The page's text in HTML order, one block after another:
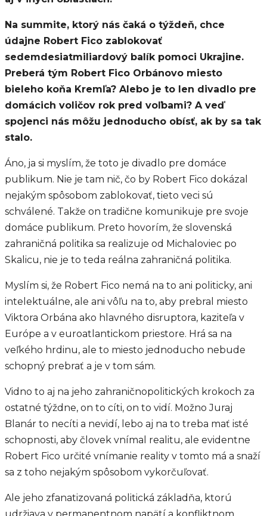
Na summite, ktorý nás čaká o týždeň, chce
údajne Robert Fico zablokovať
sedemdesiatmiliardový balík pomoci Ukrajine.
Preberá tým Robert Fico Orbánovo miesto
bieleho koňa Kremľa? Alebo je to len divadlo pre
domácich voličov rok pred voľbami? A veď
spojenci nás môžu jednoducho obísť, ak by sa tak
stalo.
Áno, ja si myslím, že toto je divadlo pre domáce
publikum. Nie je tam nič, čo by Robert Fico dokázal
nejakým spôsobom zablokovať, tieto veci sú
schválené. Takže on tradične komunikuje pre svoje
domáce publikum. Preto hovorím, že slovenská
zahraničná politika sa realizuje od Michaloviec po
Skalicu, nie je to teda reálna zahraničná politika.
Myslím si, že Robert Fico nemá na to ani politicky, ani
intelektuálne, ale ani vôľu na to, aby prebral miesto
Viktora Orbána ako hlavného disruptora, kaziteľa v
Európe a v euroatlantickom priestore. Hrá sa na
veľkého hrdinu, ale to miesto jednoducho nebude
schopný prebrať a je v tom sám.
Vidno to aj na jeho zahraničnopolitických krokoch za
ostatné týždne, on to cíti, on to vidí. Možno Juraj
Blanár to necíti a nevidí, lebo aj na to treba mať isté
schopnosti, aby človek vnímal realitu, ale evidentne
Robert Fico určité vnímanie reality v tomto má a snaží
sa z toho nejakým spôsobom vykorčuľovať.
Ale jeho zfanatizovaná politická základňa, ktorú